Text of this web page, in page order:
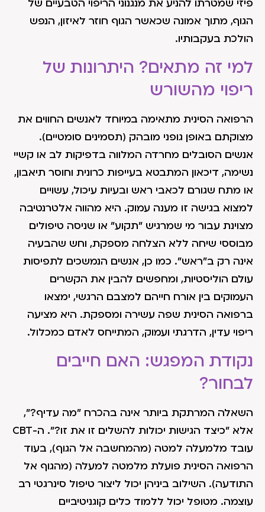
פיזי שמטרתו להניע את מנגנוני הריפוי הטבעיים של
הגוף, מתוך אמונה שכאשר הגוף חוזר לאיזון, הנפש
הולכת בעקבותיו.
למי זה מתאים? היתרונות של
ריפוי מהשורש
הרפואה הסינית מתאימה במיוחד לאנשים החווים את
מצוקתם באופן גופני מובהק (תסמינים סומטיים).
אנשים הסובלים מחרדה המלווה בדפיקות לב או קשיי
נשימה, דיכאון המתבטא בעייפות כרונית וחוסר תיאבון,
או מתח שגורם לכאבי ראש ובעיות עיכול, עשויים
למצוא בגישה זו מענה עמוק. היא מהווה אלטרנטיבה
מצוינת עבור מי שמרגיש "תקוע" או שניסה טיפולים
מבוססי שיחה ללא הצלחה מספקת, וחש שהבעיה
אינה רק ב"ראש". כמו כן, אנשים הנמשכים לתפיסות
עולם הוליסטיות, ומחפשים להבין את הקשרים
העמוקים בין אורח חייהם למצבם הרגשי, ימצאו
ברפואה הסינית שפה עשירה ומספקת. היא מציעה
ריפוי עדין, הדרגתי ועמוק, המתייחס לאדם כמכלול.
נקודת המפגש: האם חייבים
לבחור?
השאלה המרתקת ביותר אינה בהכרח "מה עדיף?",
אלא "כיצד הגישות יכולות להשלים זו את זו?". ה-CBT
עובד מלמעלה למטה (מהמחשבה אל הגוף), בעוד
הרפואה הסינית פועלת מלמטה למעלה (מהגוף אל
התודעה). השילוב ביניהן יכול ליצור טיפול סינרגטי רב
עוצמה. מטופל יכול ללמוד כלים קוגניטיביים